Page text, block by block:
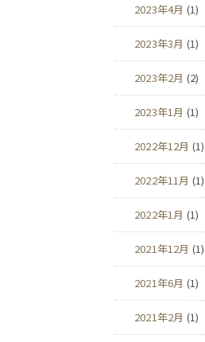
2023年4月 (1)
2023年3月 (1)
2023年2月 (2)
2023年1月 (1)
2022年12月 (1)
2022年11月 (1)
2022年1月 (1)
2021年12月 (1)
2021年6月 (1)
2021年2月 (1)